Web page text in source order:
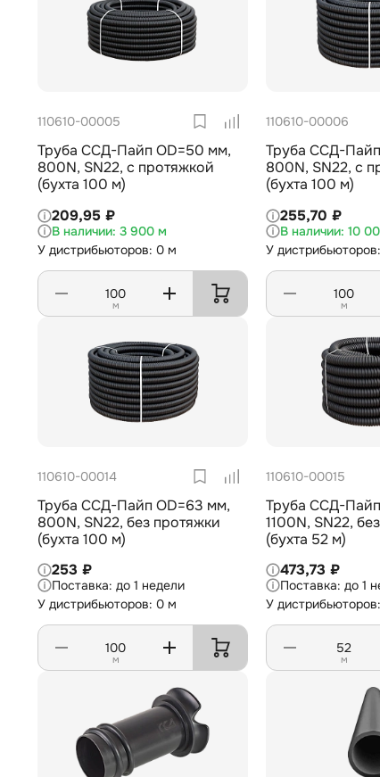
110610-00005
Труба ССД-Пайп OD=50 мм,
800N, SN22, с протяжкой
(бухта 100 м)
209,95 ₽
3 900 м
У дистрибьюторов: 0 м
м
110610-00006
Труба ССД-
800N, SN22, с
(бухта 100 м)
255,70 ₽
10
У
м
110610-00014
Труба ССД-Пайп OD=63 мм,
800N, SN22, без протяжки
(бухта 100 м)
253 ₽
до 1 недели
У дистрибьюторов: 0 м
м
110610-00015
Труба ССД-Пайп
1100N, SN22,
(бухта 52 м)
473,73 ₽
до 1
У
м